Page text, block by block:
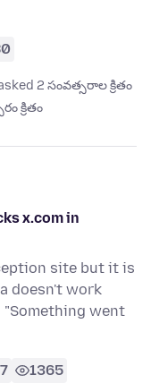
2 సంవత్సరాల క్రితం
క్రితం
x.com in
site but it is
doesn't work
"Something went
7 1365